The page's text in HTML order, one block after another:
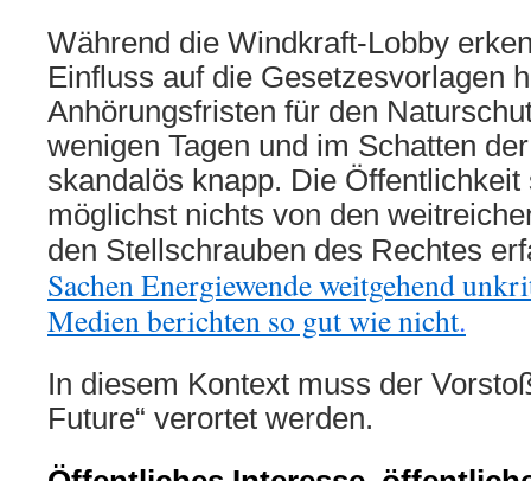
Während die Windkraft-Lobby
Einfluss auf die Gesetzesvorlagen
Anhörungsfristen für den
wenigen Tagen und im Schatten
skandalös knapp. Die
möglichst nichts von den
den Stellschrauben des Rechtes
Sachen Energiewende weitgehend
Medien berichten so gut wie nicht.
In diesem Kontext muss der
Future“ verortet werden.